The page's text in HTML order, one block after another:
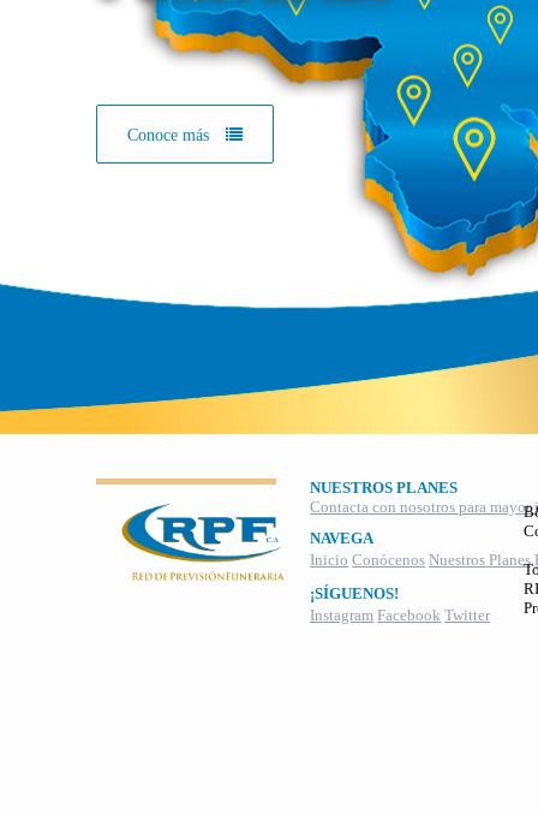
Conoce más
NUESTROS PLANES
Contacta con nosotros para
NAVEGA
Inicio Conócenos Nuestros Planes
¡SÍGUENOS!
Instagram Facebook Twitter